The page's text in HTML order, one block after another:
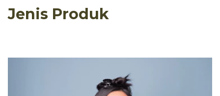
Jenis Produk